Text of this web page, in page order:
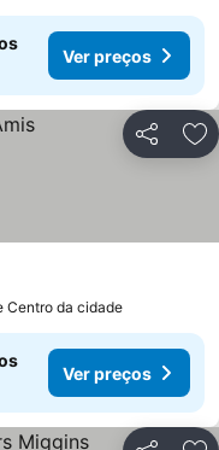
Ver preços
Partilhar
Centro da cidade
Ver preços